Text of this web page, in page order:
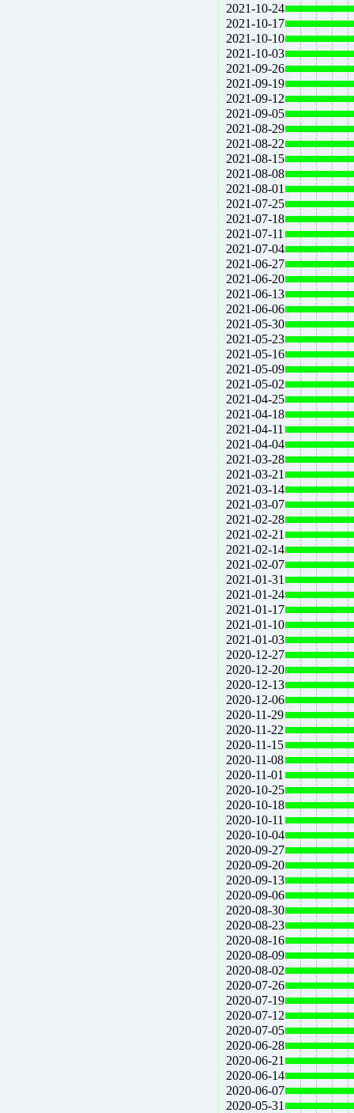
2021-10-24
2021-10-17
2021-10-10
2021-10-03
2021-09-26
2021-09-19
2021-09-12
2021-09-05
2021-08-29
2021-08-22
2021-08-15
2021-08-08
2021-08-01
2021-07-25
2021-07-18
2021-07-11
2021-07-04
2021-06-27
2021-06-20
2021-06-13
2021-06-06
2021-05-30
2021-05-23
2021-05-16
2021-05-09
2021-05-02
2021-04-25
2021-04-18
2021-04-11
2021-04-04
2021-03-28
2021-03-21
2021-03-14
2021-03-07
2021-02-28
2021-02-21
2021-02-14
2021-02-07
2021-01-31
2021-01-24
2021-01-17
2021-01-10
2021-01-03
2020-12-27
2020-12-20
2020-12-13
2020-12-06
2020-11-29
2020-11-22
2020-11-15
2020-11-08
2020-11-01
2020-10-25
2020-10-18
2020-10-11
2020-10-04
2020-09-27
2020-09-20
2020-09-13
2020-09-06
2020-08-30
2020-08-23
2020-08-16
2020-08-09
2020-08-02
2020-07-26
2020-07-19
2020-07-12
2020-07-05
2020-06-28
2020-06-21
2020-06-14
2020-06-07
2020-05-31